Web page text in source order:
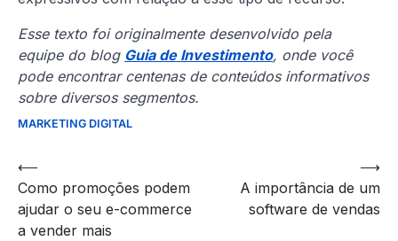
Esse texto foi originalmente desenvolvido pela
equipe do blog Guia de Investimento, onde você
pode encontrar centenas de conteúdos informativos
sobre diversos segmentos.
MARKETING DIGITAL
Navegação
de
artigos
⟵
Como promoções podem
ajudar o seu e-commerce
a vender mais
A importância de um
software de vendas
⟶